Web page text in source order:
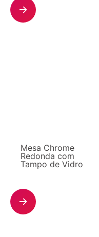
Mesa Chrome
Redonda com
Tampo de Vidro